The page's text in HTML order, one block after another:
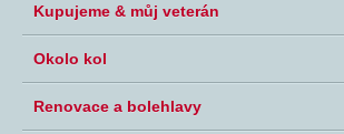
Kupujeme & můj veterán
Okolo kol
Renovace a bolehlavy